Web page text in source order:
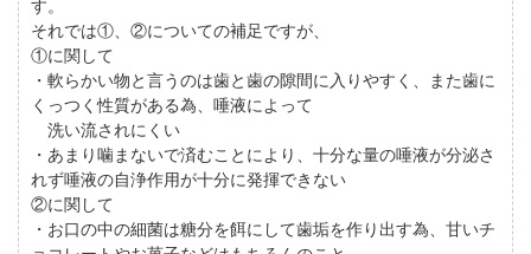
す。
それでは①、②についての補足ですが、
①に関して
・軟らかい物と言うのは歯と歯の隙間に入りやすく、また歯に
くっつく性質がある為、唾液によって
洗い流されにくい
・あまり噛まないで済むことにより、十分な量の唾液が分泌さ
れず唾液の自浄作用が十分に発揮できない
②に関して
・お口の中の細菌は糖分を餌にして歯垢を作り出す為、甘いチ